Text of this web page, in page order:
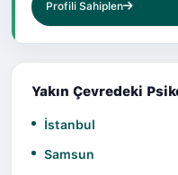
Profili Sahiplen
Yakın Çevredeki
İstanbul
Samsun